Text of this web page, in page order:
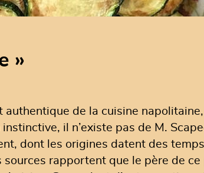
»
authentique de la cuisine
il n’existe pas de M.
dont les origines datent des
sources rapportent que le père de